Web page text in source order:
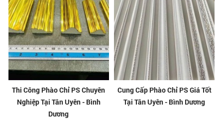
Thi Công Phào Chỉ PS Chuyên
Nghiệp Tại Tân Uyên - Bình
Dương
Cung Cấp Phào Chỉ PS Giá Tốt
Tại Tân Uyên - Bình Dương